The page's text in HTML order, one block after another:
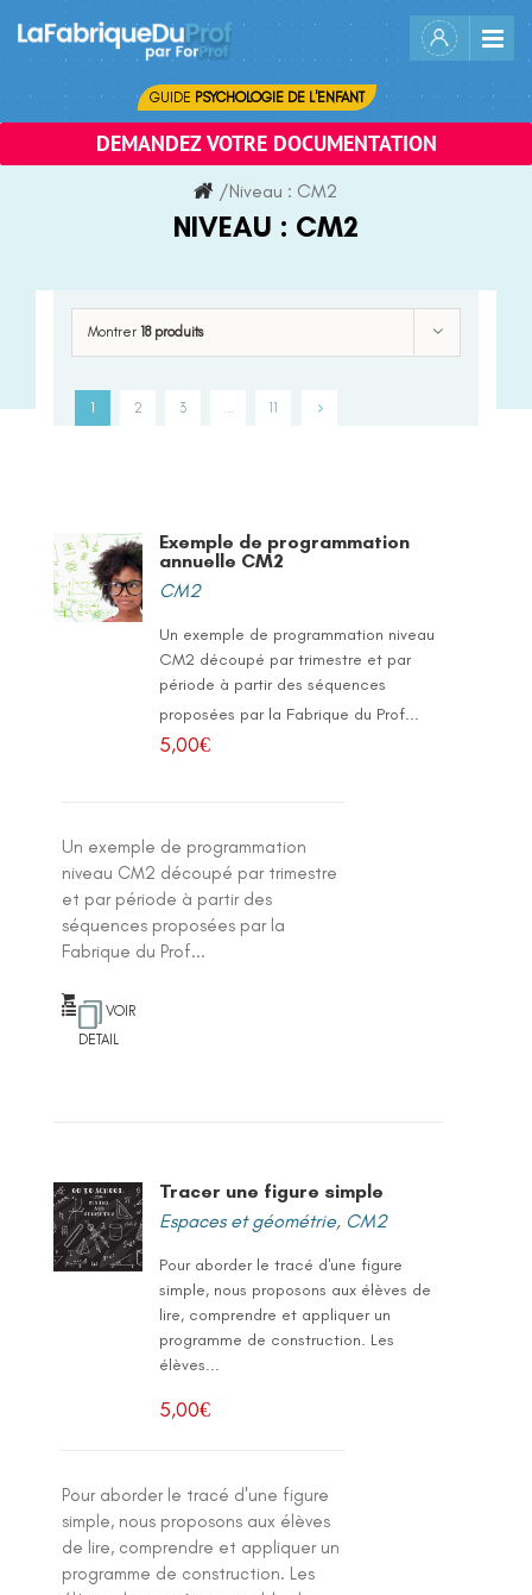
content
GUIDE PSYCHOLOGIE DE L'ENFANT
DEMANDEZ VOTRE DOCUMENTATION
/Niveau : CM2
NIVEAU : CM2
Montrer 18 produits
1 2 3 11
Exemple de programmation
annuelle CM2
CM2
Un exemple de programmation niveau
CM2 découpé par trimestre et par
période à partir des séquences
proposées par la Fabrique du Prof...
5,00€
Un exemple de programmation
niveau CM2 découpé par trimestre
et par période à partir des
séquences proposées par la
Fabrique du Prof...
VOIR
DETAIL
Tracer une figure simple
Espaces et géométrie, CM2
Pour aborder le tracé d'une figure
simple, nous proposons aux élèves de
lire, comprendre et appliquer un
programme de construction. Les
élèves...
5,00€
Pour aborder le tracé d'une figure
simple, nous proposons aux élèves
de lire, comprendre et appliquer un
programme de construction. Les